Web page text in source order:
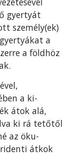
gyertyát
személy(ek)
a
a földhöz
a ki­
átok alá,
ki rá tető­től
az öku­
átkok